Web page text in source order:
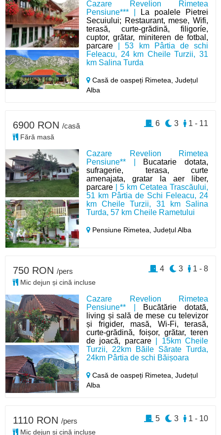
Cazare Revelion Rimetea
Pensiune*** |
La poalele Pietrei
Secuiului; Restaurant, mese, Wifi,
terasă, curte-grădină, filigoríe,
cuptor, grătar, miniteren de fotbal,
parcare | 53 km Pârtia de schi
Feleacu, 24 km Cheile Turzii, 31
km Salina Turda
Casă de oaspeți Rimetea,Județul
Alba
Cazare Revelion Rimetea
Pensiune** | Bucatarie dotata,
sufragerie, terasa, curte
amenajata, gratar la aer liber,
parcare | 5 km Cetatea Trascăului,
51 km Pârtia de Schi Feleacu, 24
km Cheile Turzii, 31 km Salina
Turda, 57 km Cheile Rametului
Pensiune Rimetea,Județul Alba
6900 RON /casă
Fără masă
1 - 11
3
6
Cazare Revelion Rimetea
Pensiune** | Bucătărie dotată,
living și sală de mese cu televizor
și frigider, masă, Wi-Fi, terasă,
curte-grădină, foișor, grătar, teren
de joacă, parcare| 15km Cheile
Turzii, 22km Băile Sărate Turda,
24km Pârtia de schi Băișoara
Casă de oaspeți Rimetea,Județul
Alba
750 RON /pers
Mic dejun și cină incluse
1 - 8
3
4
1110 RON /pers
Mic dejun și cină incluse
1 - 10
3
5